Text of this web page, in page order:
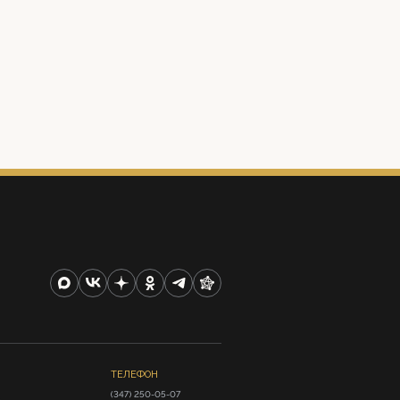
ТЕЛЕФОН
(347) 250-05-07